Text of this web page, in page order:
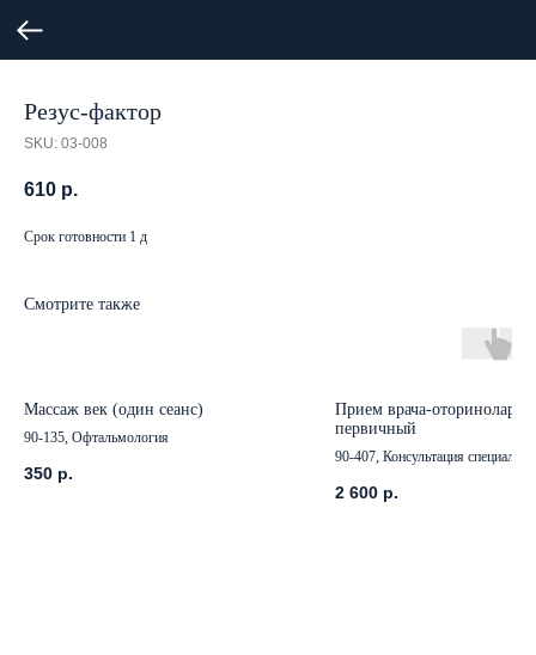
Резус-фактор
SKU: 03-008
610 р.
Срок готовности 1 д
Смотрите также
Массаж век (один сеанс)
90-135, Офтальмология
350 р.
Прием врача-
первичный
90-407, Консультация
2 600 р.